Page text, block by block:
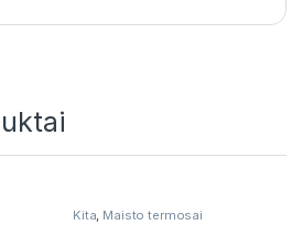
Kita, Maisto termosai